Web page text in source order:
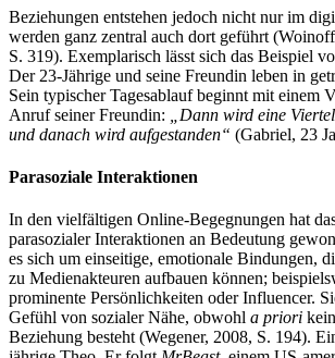
Beziehungen entstehen jedoch nicht nur im
werden ganz zentral auch dort geführt
S. 319). Exemplarisch lässt sich das Beispiel
Der 23-Jährige und seine Freundin leben in
Sein typischer Tagesablauf beginnt mit einem
Anruf seiner Freundin:
„Dann wird eine
und danach wird aufgestanden“ (Gabriel, 23
Parasoziale Interaktionen
In den vielfältigen Online-Begegnungen hat
parasozialer Interaktionen an Bedeutung
es sich um einseitige, emotionale Bindungen,
zu Medienakteuren aufbauen können;
prominente Persönlichkeiten oder Influencer.
Gefühl von sozialer Nähe, obwohl a priori
Beziehung besteht (Wegener, 2008, S. 194).